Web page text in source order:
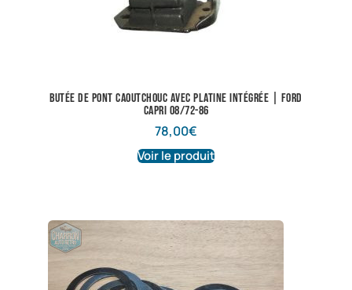
Butée de pont caoutchouc avec platine intégrée | Ford
Capri 08/72-86
78,00€
Voir le produit